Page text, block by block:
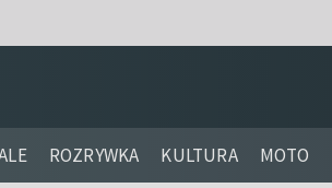
ROZRYWKA KULTURA MOTO